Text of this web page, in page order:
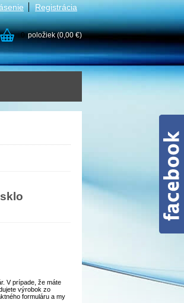
Registrácia
0 položiek (0,00 €)
V prípade, že máte
výrobok zo
formuláru a my